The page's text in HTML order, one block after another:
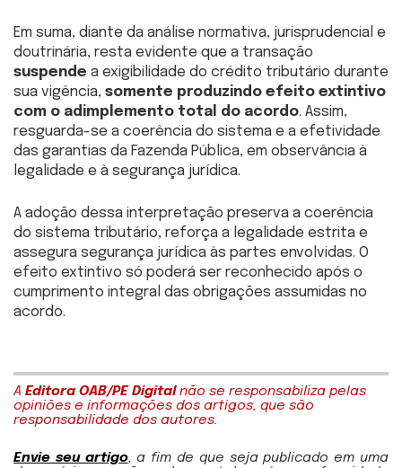
Em suma, diante da análise normativa, jurisprudencial e
doutrinária, resta evidente que a transação
suspende a exigibilidade do crédito tributário durante
sua vigência, somente produzindo efeito extintivo
com o adimplemento total do acordo. Assim,
resguarda-se a coerência do sistema e a efetividade
das garantias da Fazenda Pública, em observância à
legalidade e à segurança jurídica.
A adoção dessa interpretação preserva a coerência
do sistema tributário, reforça a legalidade estrita e
assegura segurança jurídica às partes envolvidas. O
efeito extintivo só poderá ser reconhecido após o
cumprimento integral das obrigações assumidas no
acordo.
A Editora OAB/PE Digitalnão se responsabiliza pelas
opiniões e informações dos artigos, que são
responsabilidade dos autores.
Envie seu artigo, a fim de que seja publicado em uma